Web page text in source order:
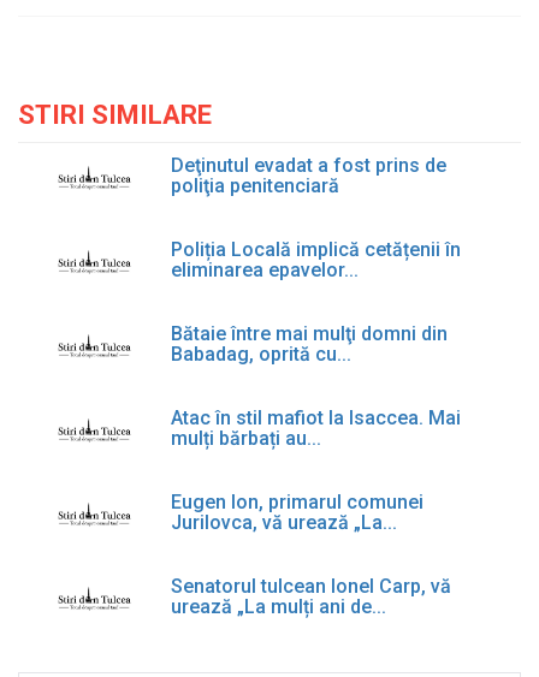
STIRI SIMILARE
Deţinutul evadat a fost prins de
poliţia penitenciară
Poliția Locală implică cetățenii în
eliminarea epavelor...
Bătaie între mai mulţi domni din
Babadag, oprită cu...
Atac în stil mafiot la Isaccea. Mai
mulți bărbați au...
Eugen Ion, primarul comunei
Jurilovca, vă urează „La...
Senatorul tulcean Ionel Carp, vă
urează „La mulți ani de...